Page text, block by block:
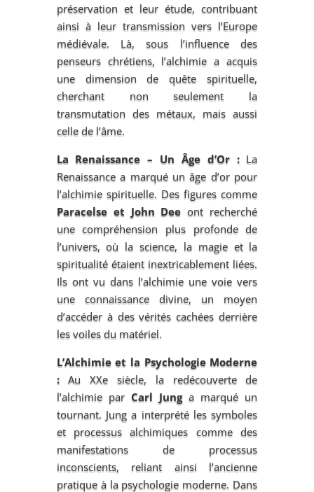
préservation et leur étude, contribuant
ainsi à leur transmission vers l’Europe
médiévale. Là, sous l’influence des
penseurs chrétiens, l’alchimie a acquis
une dimension de quête spirituelle,
cherchant non seulement la
transmutation des métaux, mais aussi
celle de l’âme.
La Renaissance – Un Âge d’Or :La
Renaissance a marqué un âge d’or pour
l’alchimie spirituelle. Des figures comme
Paracelse et John Dee ont recherché
une compréhension plus profonde de
l’univers, où la science, la magie et la
spiritualité étaient inextricablement liées.
Ils ont vu dans l’alchimie une voie vers
une connaissance divine, un moyen
d’accéder à des vérités cachées derrière
les voiles du matériel.
L’Alchimie et la Psychologie Moderne
:Au XXe siècle, la redécouverte de
l’alchimie par Carl Junga marqué un
tournant. Jung a interprété les symboles
et processus alchimiques comme des
manifestations de processus
inconscients, reliant ainsi l’ancienne
pratique à la psychologie moderne. Dans